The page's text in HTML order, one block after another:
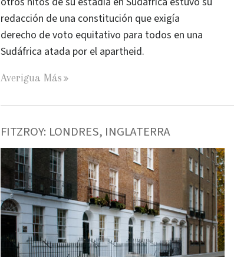
redacción de una constitución que exigía
derecho de voto equitativo para todos en una
Sudáfrica atada por el apartheid.
Averigua Más
FITZROY: LONDRES, INGLATERRA